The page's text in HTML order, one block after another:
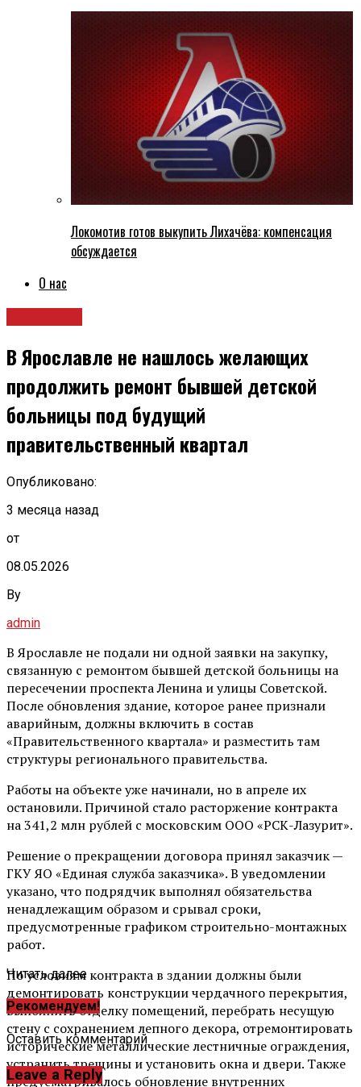
Локомотив готов выкупить Лихачёва: компенсация
обсуждается
О нас
В Ярославле не нашлось желающих
продолжить ремонт бывшей детской
больницы под будущий
правительственный квартал
Опубликовано:
3 месяца назад
от
08.05.2026
By
admin
В Ярославле не подали ни одной заявки на закупку,
связанную с ремонтом бывшей детской больницы на
пересечении проспекта Ленина и улицы Советской.
После обновления здание, которое ранее признали
аварийным, должны включить в состав
«Правительственного квартала» и разместить там
структуры регионального правительства.
Работы на объекте уже начинали, но в апреле их
остановили. Причиной стало расторжение контракта
на 341,2 млн рублей с московским ООО «РСК-Лазурит».
Решение о прекращении договора принял заказчик —
ГКУ ЯО «Единая служба заказчика». В уведомлении
указано, что подрядчик выполнял обязательства
ненадлежащим образом и срывал сроки,
предусмотренные графиком строительно-монтажных
работ.
По условиям контракта в здании должны были
демонтировать конструкции чердачного перекрытия,
выполнить отделку помещений, перебрать несущую
стену с сохранением лепного декора, отремонтировать
исторические металлические лестничные ограждения,
устранить трещины и установить окна и двери. Также
предусматривалось обновление внутренних
Читать далее ...
Рекомендуем!
Оставить комментарий
Leave a Reply